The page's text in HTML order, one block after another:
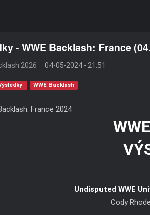
- WWE Backlash: France
2026 04-05-2024 - 21:51
WWE Backlash
Undisputed WWE
Cody